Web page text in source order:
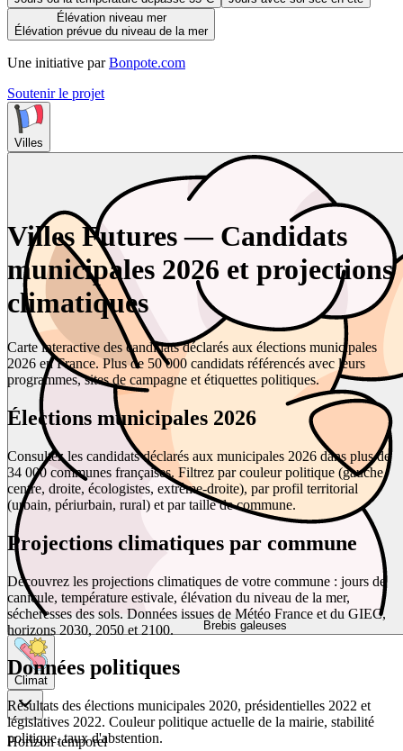
Élévation niveau mer
Élévation prévue du niveau de la mer
Une initiative par Bonpote.com
Soutenir le projet
Villes
Brebis galeuses
Climat
Horizon temporel
Villes Futures — Candidats
municipales 2026 et projections
climatiques
Carte interactive des candidats déclarés aux élections municipales
2026 en France. Plus de 50 000 candidats référencés avec leurs
programmes, sites de campagne et étiquettes politiques.
Élections municipales 2026
Consultez les candidats déclarés aux municipales 2026 dans plus de
34 000 communes françaises. Filtrez par couleur politique (gauche,
centre, droite, écologistes, extrême-droite), par profil territorial
(urbain, périurbain, rural) et par taille de commune.
Projections climatiques par commune
Découvrez les projections climatiques de votre commune : jours de
canicule, température estivale, élévation du niveau de la mer,
sécheresses des sols. Données issues de Météo France et du GIEC,
horizons 2030, 2050 et 2100.
Données politiques
Résultats des élections municipales 2020, présidentielles 2022 et
législatives 2022. Couleur politique actuelle de la mairie, stabilité
politique, taux d'abstention.